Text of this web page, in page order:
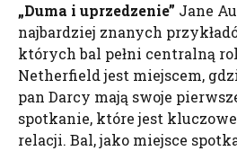
„Duma i uprzedzenie” Jane
najbardziej znanych
których bal pełni centralną
Netherfield jest miejscem,
pan Darcy mają swoje
spotkanie, które jest
relacji. Bal, jako miejsce